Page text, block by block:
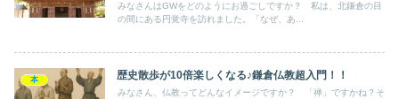
みなさんはGWをどのようにお過ごしですか？ 私は、北鎌倉の目
の間にある円覚寺を訪れました。「なぜ、あ...
本 歴史散歩が10倍楽しくなる♪鎌倉仏教超入門！！
みなさん、仏教ってどんなイメージですか？ 「禅」ですかね？そ